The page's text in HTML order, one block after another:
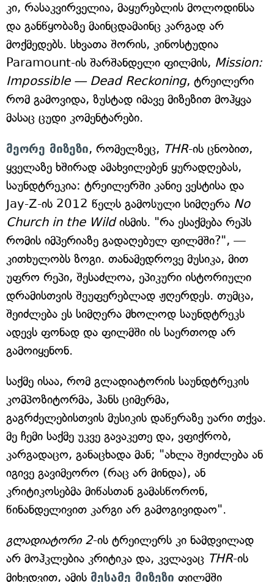
კი, რასაკვირველია, მაყურებლის მოლოდინსა
და განწყობაზე მაინცდამაინც კარგად არ
მოქმედებს. სხვათა შორის, კინოსტუდია
Paramount-ის შარშანდელი ფილმის, Mission:
Impossible — Dead Reckoning, ტრეილერი
რომ გამოვიდა, ზუსტად იმავე მიზეზით მოჰყვა
მასაც ცუდი კომენტარები.
მეორე მიზეზი, რომელზეც, THR-ის ცნობით,
ყველაზე ხშირად ამახვილებენ ყურადღებას,
საუნდტრეკია: ტრეილერში კანიე ვესტისა და
Jay-Z-ის 2012 წელს გამოსული სიმღერა No
Church in the Wildისმის. "რა ესაქმება რეპს
რომის იმპერიაზე გადაღებულ ფილმში?", —
კითხულობს ზოგი. თანამედროვე მუსიკა, მით
უფრო რეპი, შესაძლოა, ეპიკური ისტორიული
დრამისთვის შეუფერებლად ჟღერდეს. თუმცა,
შეიძლება ეს სიმღერა მხოლოდ საუნდტრეკს
ადევს ფონად და ფილმში ის საერთოდ არ
გამოიყენონ.
საქმე ისაა, რომ გლადიატორის საუნდტრეკის
კომპოზიტორმა, ჰანს ციმერმა,
გაგრძელებისთვის მუსიკის დაწერაზე უარი თქვა.
მე ჩემი საქმე უკვე გავაკეთე და, ვფიქრობ,
კარგადაცო, განაცხადა მან; "ახლა შეიძლება ან
იგივე გავიმეორო (რაც არ მინდა), ან
კრიტიკოსებმა მიწასთან გამასწორონ,
წინანდელივით კარგი არ გამოგივიდაო".
გლადიატორი 2-ის ტრეილერს კი ნამდვილად
არ მოჰკლებია კრიტიკა და, კვლავაც THR-ის
მიხედვით, ამის მესამე მიზეზი ფილმში